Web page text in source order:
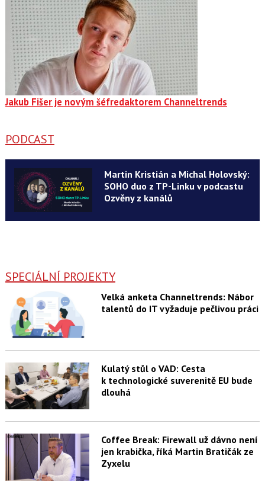
Jakub Fišer je novým šéfredaktorem Channeltrends
PODCAST
Martin Kristián a Michal Holovský:
SOHO duo z TP-Linku v podcastu
Ozvěny z kanálů
SPECIÁLNÍ PROJEKTY
Velká anketa Channeltrends: Nábor
talentů do IT vyžaduje pečlivou práci
Kulatý stůl o VAD: Cesta
k technologické suverenitě EU bude
dlouhá
Coffee Break: Firewall už dávno není
jen krabička, říká Martin Bratičák ze
Zyxelu